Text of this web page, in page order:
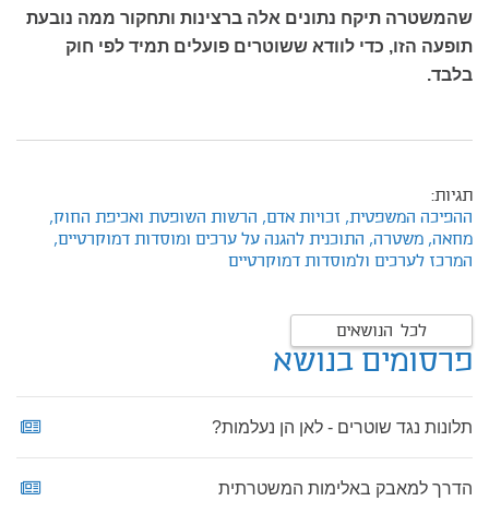
שהמשטרה תיקח נתונים אלה ברצינות ותחקור ממה נובעת
תופעה הזו, כדי לוודא ששוטרים פועלים תמיד לפי חוק
בלבד.
תגיות:
ההפיכה המשפטית, זכויות אדם, הרשות השופטת ואכיפת החוק,
מחאה, משטרה, התוכנית להגנה על ערכים ומוסדות דמוקרטיים,
המרכז לערכים ולמוסדות דמוקרטיים
לכל הנושאים
פרסומים בנושא
תלונות נגד שוטרים - לאן הן נעלמות?
הדרך למאבק באלימות המשטרתית